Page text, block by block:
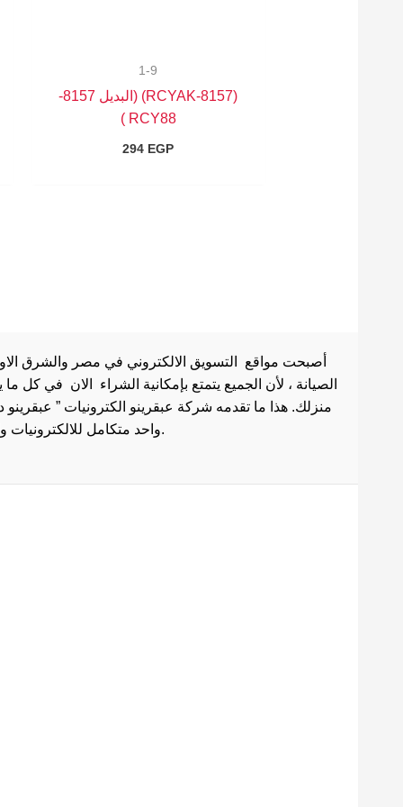
1-9
(8157-RCYAK) (البديل 8157-
RCY88 )
294 EGP
أصبحت مواقع التسويق الالكتروني في مصر والشرق
الصيانة ، لأن الجميع يتمتع بإمكانية الشراء الان في كل
منزلك. هذا ما تقدمه شركة عبقرينو الكترونيات ”
واحد متكامل للالكترونيات وادوات الصيانة . هذا ما يجعل موقع عبقرينو دوت كوم من أفضل مواقع تسوق عبر الإنترنت في مصر.